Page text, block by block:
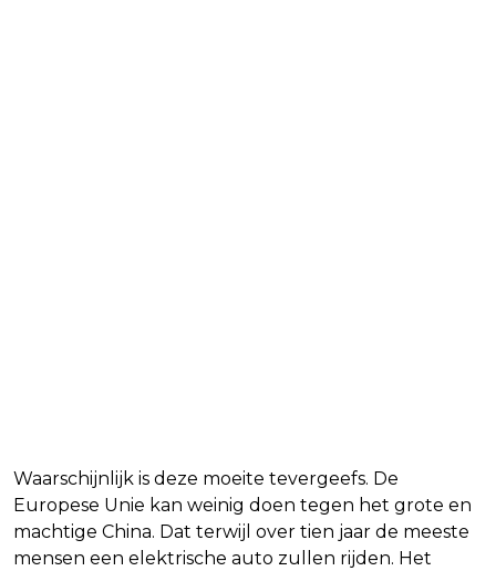
Waarschijnlijk is deze moeite tevergeefs. De
Europese Unie kan weinig doen tegen het grote en
machtige China. Dat terwijl over tien jaar de meeste
mensen een elektrische auto zullen rijden. Het